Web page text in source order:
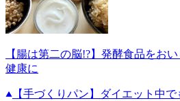
【腸は第二の脳!?】発酵食品をお
健康に
【手づくりパン】ダイエット中